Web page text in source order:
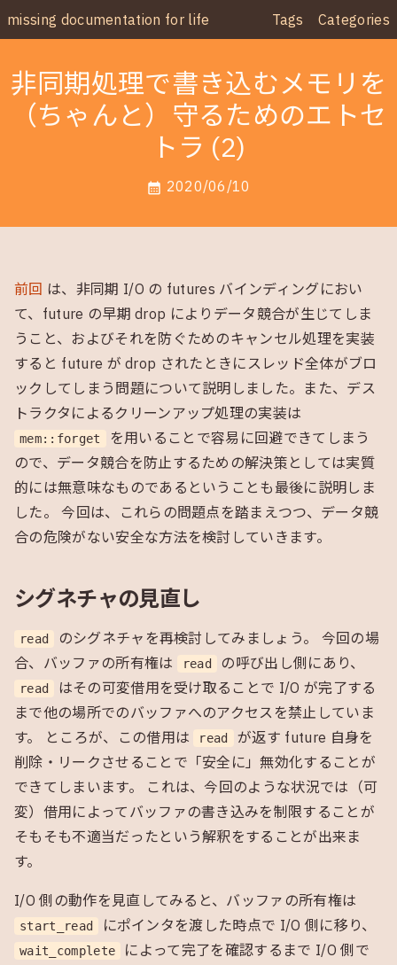
missing documentation for life Tags Categories
非同期処理で書き込むメモリを
（ちゃんと）守るためのエトセ
トラ (2)
calendar_month 2020/06/10
前回 は、非同期 I/O の futures バインディングにおい
て、future の早期 drop によりデータ競合が生じてしま
うこと、およびそれを防ぐためのキャンセル処理を実装
すると future が drop されたときにスレッド全体がブロ
ックしてしまう問題について説明しました。また、デス
トラクタによるクリーンアップ処理の実装は
mem::forget
を用いることで容易に回避できてしまう
ので、データ競合を防止するための解決策としては実質
的には無意味なものであるということも最後に説明しま
した。 今回は、これらの問題点を踏まえつつ、データ競
合の危険がない安全な方法を検討していきます。
シグネチャの見直し
read
のシグネチャを再検討してみましょう。 今回の場
合、バッファの所有権は
read の呼び出し側にあり、
read
はその可変借用を受け取ることで I/O が完了する
まで他の場所でのバッファへのアクセスを禁止していま
す。 ところが、この借用は
read
が返す future 自身を
削除・リークさせることで「安全に」無効化することが
できてしまいます。 これは、今回のような状況では（可
変）借用によってバッファの書き込みを制限することが
そもそも不適当だったという解釈をすることが出来ま
す。
I/O 側の動作を見直してみると、バッファの所有権は
start_read にポインタを渡した時点で I/O 側に移り、
wait_complete
によって完了を確認するまで I/O 側で